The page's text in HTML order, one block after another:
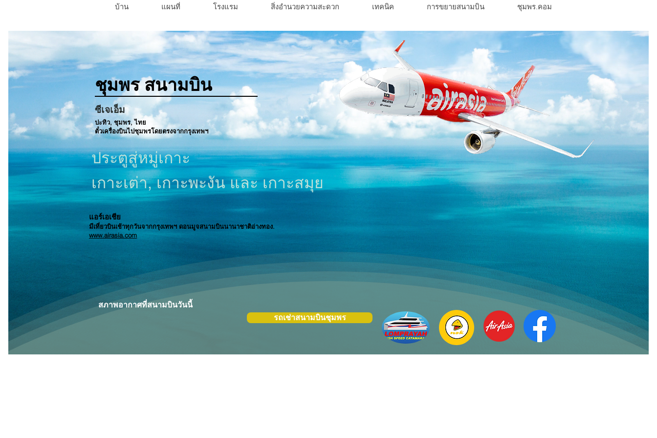
บ้าน แผนที่ โรงแรม สิ่งอำนวยความสะดวก เทคนิค การขยายสนามบิน ชุมพร.คอม
ชุมพรสนามบิน
ซีเจเอ็ม
ปะทิว, ชุมพร, ไทย
ตั๋วเครื่องบินไปชุมพรโดยตรงจากกรุงเทพฯ
ประตูสู่หมู่เกาะ
เกาะเต่า, เกาะพะงัน และ เกาะสมุย
แอร์เอเชีย
มีเที่ยวบินเช้าทุกวันจากกรุงเทพฯ ดอนมูจสนามบินนานาชาติอ่างทอง.
www.airasia.com
สภาพอากาศที่สนามบินวันนี้
รถเช่าสนามบินชุมพร